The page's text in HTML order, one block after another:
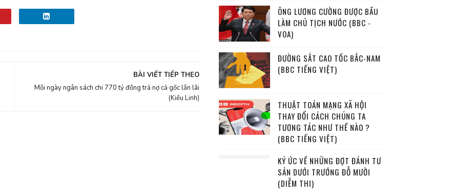
BÀI VIẾT TIẾP THEO
Mỗi ngày ngân sách chi 770 tỷ đồng trả nợ cả gốc lẫn lãi
(Kiều Linh)
ÔNG LƯƠNG CƯỜNG ĐƯỢC BẦU
LÀM CHỦ TỊCH NƯỚC (BBC -
VOA)
ĐƯỜNG SẮT CAO TỐC BẮC-NAM
(BBC TIẾNG VIỆT)
THUẬT TOÁN MẠNG XÃ HỘI
THAY ĐỔI CÁCH CHÚNG TA
TƯƠNG TÁC NHƯ THẾ NÀO ?
(BBC TIẾNG VIỆT)
KÝ ỨC VỀ NHỮNG ĐỢT ĐÁNH TƯ
SẢN DƯỚI TRƯỚNG ĐỖ MƯỜI
(DIỄM THI)